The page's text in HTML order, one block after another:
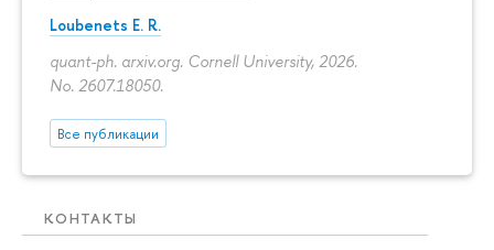
Loubenets E. R.
quant-ph. arxiv.org. Cornell University, 2026.
No. 2607.18050.
Все публикации
КОНТАКТЫ